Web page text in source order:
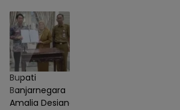
Bupati
Banjarnegara
Amalia Desiana